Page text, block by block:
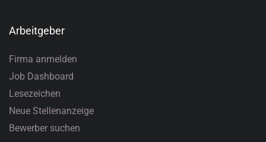
Arbeitgeber
Firma anmelden
Job Dashboard
Lesezeichen
Neue Stellenanzeige
Bewerber suchen